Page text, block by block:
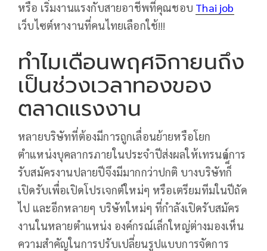
หรือ เริ่มงานแรงกับสายอาชีพที่คุณชอบ Thai job
เว็บไซต์หางานที่คนไทยเลือกใช้!!!
ทำไมเดือนพฤศจิกายนถึง
เป็นช่วงเวลาทองของ
ตลาดแรงงาน
หลายบริษัทที่ต้องมีการถูกเลื่อนย้ายหรือโยก
ตำแหน่งบุคลากรภายในประจำปีส่งผลให้เทรนด์การ
รับสมัครงานปลายปีจึงมีมากกว่าปกติ บางบริษัทก็็็
เปิดรับเพื่อเปิดโปรเจกต์ใหม่ๆ หรือเตรียมทีมในปีถัด
ไป และอีกหลายๆ บริษัทใหม่ๆ ที่กำลังเปิดรับสมัคร
งานในหลายตำแหน่ง องค์กรณ์เล็กใหญ่ต่างมองเห็น
ความสำคัญในการปรับเปลี่ยนรูปแบบการจัดการ